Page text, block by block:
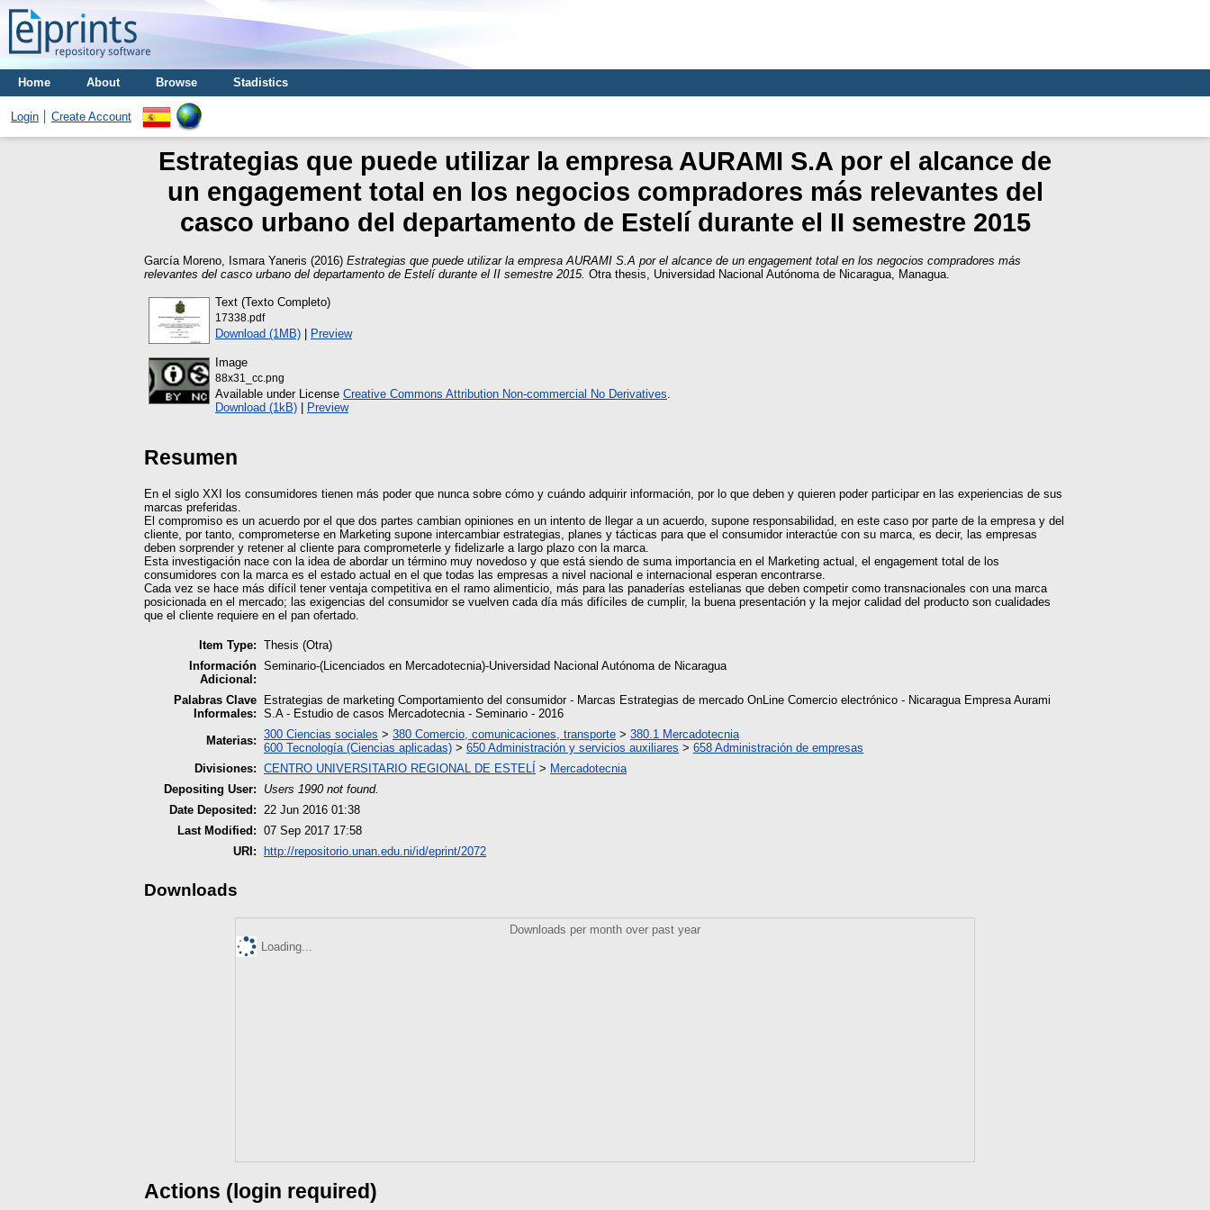
Home About Browse Stadistics
Login Create Account
Estrategias que puede utilizar la empresa AURAMI S.A por el alcance de
un engagement total en los negocios compradores más relevantes del
casco urbano del departamento de Estelí durante el II semestre 2015
García Moreno, Ismara Yaneris (2016) Estrategias que puede utilizar la empresa AURAMI S.A por el alcance de un engagement total en los negocios compradores más
relevantes del casco urbano del departamento de Estelí durante el II semestre 2015. Otra thesis, Universidad Nacional Autónoma de Nicaragua, Managua.
Text (Texto Completo)
17338.pdf
Download (1MB) | Preview
Image
88x31_cc.png
Available under License Creative Commons Attribution Non-commercial No Derivatives
Download (1kB) | Preview
Resumen
En el siglo XXI los consumidores tienen más poder que nunca sobre cómo y cuándo adquirir información, por lo que deben y quieren poder participar en las experiencias de sus
marcas preferidas.
El compromiso es un acuerdo por el que dos partes cambian opiniones en un intento de llegar a un acuerdo, supone responsabilidad, en este caso por parte de la empresa y del
cliente, por tanto, comprometerse en Marketing supone intercambiar estrategias, planes y tácticas para que el consumidor interactúe con su marca, es decir, las empresas
deben sorprender y retener al cliente para comprometerle y fidelizarle a largo plazo con la marca.
Esta investigación nace con la idea de abordar un término muy novedoso y que está siendo de suma importancia en el Marketing actual, el engagement total de los
consumidores con la marca es el estado actual en el que todas las empresas a nivel nacional e internacional esperan encontrarse.
Cada vez se hace más difícil tener ventaja competitiva en el ramo alimenticio, más para las panaderías estelianas que deben competir como transnacionales con una marca
posicionada en el mercado; las exigencias del consumidor se vuelven cada día más difíciles de cumplir, la buena presentación y la mejor calidad del producto son cualidades
que el cliente requiere en el pan ofertado.
Item Type: Thesis (Otra)
Información
Adicional:
Seminario-(Licenciados en Mercadotecnia)-Universidad Nacional Autónoma de Nicaragua
Palabras Clave
Informales:
Estrategias de marketing Comportamiento del consumidor - Marcas Estrategias de mercado OnLine Comercio electrónico - Nicaragua Empresa Aurami
S.A - Estudio de casos Mercadotecnia - Seminario - 2016
Materias: 300 Ciencias sociales > 380 Comercio, comunicaciones, transporte > 380.1 Mercadotecnia
600 Tecnología (Ciencias aplicadas) > 650 Administración y servicios auxiliares > 658 Administración de empresas
Divisiones: CENTRO UNIVERSITARIO REGIONAL DE ESTELÍ > Mercadotecnia
Depositing User:
Users 1990 not found.
Date Deposited:
22 Jun 2016 01:38
Last Modified: 07 Sep 2017 17:58
URI:
http://repositorio.unan.edu.ni/id/eprint/2072
Downloads
Downloads per month over past year
Loading...
Actions (login required)